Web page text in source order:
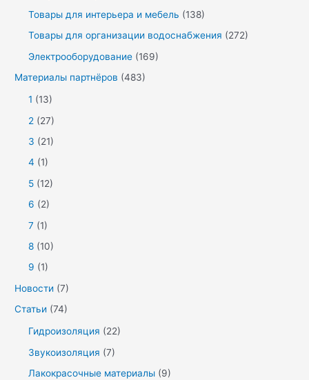
Товары для интерьера и мебель (138)
Товары для организации водоснабжения (272)
Электрооборудование (169)
Материалы партнёров (483)
1 (13)
2 (27)
3 (21)
4 (1)
5 (12)
6 (2)
7 (1)
8 (10)
9 (1)
Новости (7)
Статьи (74)
Гидроизоляция (22)
Звукоизоляция (7)
Лакокрасочные материалы (9)